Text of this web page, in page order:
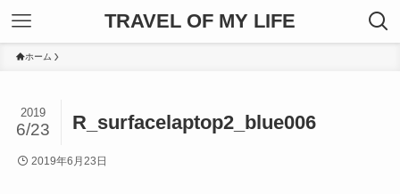
TRAVEL OF MY LIFE
ホーム
R_surfacelaptop2_blue006
2019
6/23
2019年6月23日